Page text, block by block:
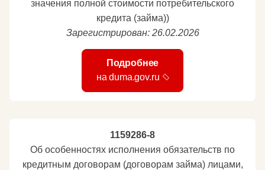
значения полной стоимости потребительского
кредита (займа))
Зарегистрирован: 26.02.2026
Подробнее
на duma.gov.ru
1159286-8
Об особенностях исполнения обязательств по
кредитным договорам (договорам займа) лицами,